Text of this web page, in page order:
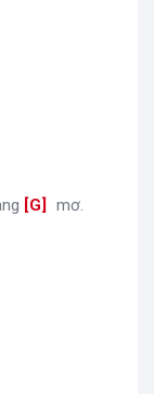
[G mơ.